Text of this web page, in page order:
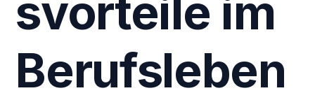
svorteile im
Berufsleben